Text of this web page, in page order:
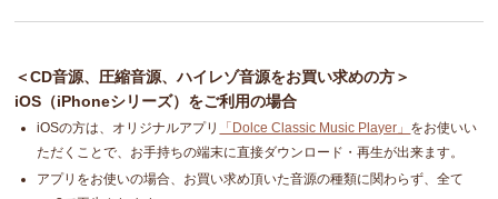
＜CD音源、圧縮音源、ハイレゾ音源をお買い求めの方＞
iOS（iPhoneシリーズ）をご利用の場合
iOSの方は、オリジナルアプリ 「Dolce Classic Music Player」 をお使いい
ただくことで、お手持ちの端末に直接ダウンロード・再生が出来ます。
アプリをお使いの場合、お買い求め頂いた音源の種類に関わらず、全て